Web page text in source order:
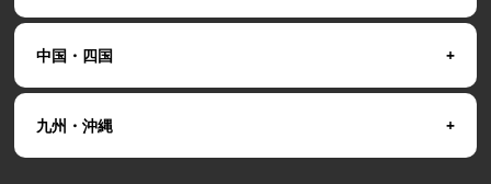
中国・四国
九州・沖縄